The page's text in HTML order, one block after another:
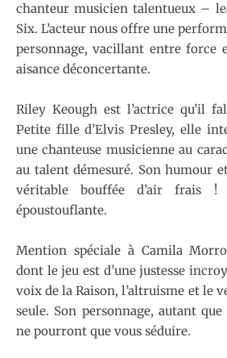
chanteur musicien talentueux –
Six. L’acteur nous offre une
personnage, vacillant entre force
aisance déconcertante.
Riley Keough est l’actrice qu’il
Petite fille d’Elvis Presley, elle
une chanteuse musicienne au
au talent démesuré. Son humour
véritable bouffée d’air frais !
époustouflante.
Mention spéciale à Camila
dont le jeu est d’une justesse
voix de la Raison, l’altruisme et le
seule. Son personnage, autant
ne pourront que vous séduire.